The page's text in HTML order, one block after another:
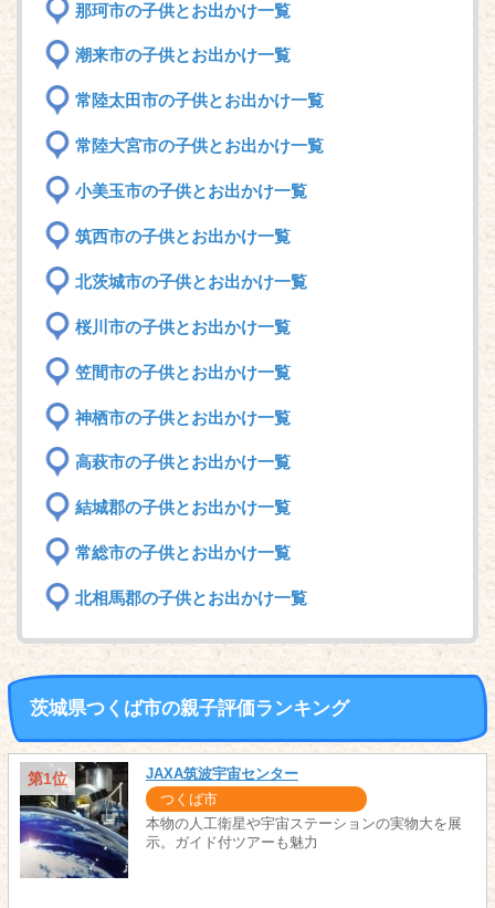
那珂市の子供とお出かけ一覧
潮来市の子供とお出かけ一覧
常陸太田市の子供とお出かけ一覧
常陸大宮市の子供とお出かけ一覧
小美玉市の子供とお出かけ一覧
筑西市の子供とお出かけ一覧
北茨城市の子供とお出かけ一覧
桜川市の子供とお出かけ一覧
笠間市の子供とお出かけ一覧
神栖市の子供とお出かけ一覧
高萩市の子供とお出かけ一覧
結城郡の子供とお出かけ一覧
常総市の子供とお出かけ一覧
北相馬郡の子供とお出かけ一覧
茨城県つくば市の親子評価ランキング
第1位 JAXA筑波宇宙センター
つくば市
本物の人工衛星や宇宙ステーションの実物大を展
示。ガイド付ツアーも魅力